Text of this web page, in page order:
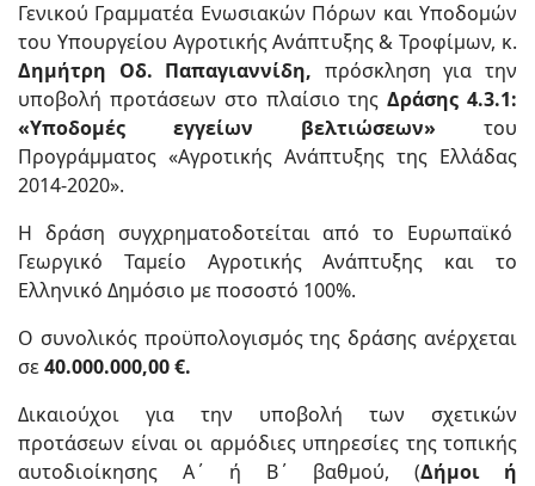
Γενικού Γραμματέα Ενωσιακών Πόρων και Υποδομών
του Υπουργείου Αγροτικής Ανάπτυξης & Τροφίμων, κ.
Δημήτρη Οδ. Παπαγιαννίδη, πρόσκληση για την
υποβολή προτάσεων στο πλαίσιο τηςΔράσης 4.3.1:
«Υποδομές εγγείων βελτιώσεων» του
Προγράμματος «Αγροτικής Ανάπτυξης της Ελλάδας
2014-2020».
Η δράση συγχρηματοδοτείται από το Ευρωπαϊκό
Γεωργικό Ταμείο Αγροτικής Ανάπτυξης και το
Ελληνικό Δημόσιο με ποσοστό 100%.
Ο συνολικός προϋπολογισμός της δράσης ανέρχεται
σε40.000.000,00 €.
Δικαιούχοι για την υποβολή των σχετικών
προτάσεων είναι οι αρμόδιες υπηρεσίες της τοπικής
αυτοδιοίκησης Α΄ ή Β΄ βαθμού, (Δήμοι ή